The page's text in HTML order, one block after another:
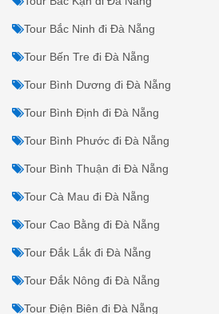
TOUR DU LỊCH ĐI ĐÀ NẴNG
THÀNH KHÁC
Tour An Giang đi Đà Nẵng
Tour Vũng Tàu đi Đà Nẵng
Tour Bạc Liêu đi Đà Nẵng
Tour Bắc Giang đi Đà Nẵng
Tour Bắc Kạn đi Đà Nẵng
Tour Bắc Ninh đi Đà Nẵng
Tour Bến Tre đi Đà Nẵng
Tour Bình Dương đi Đà Nẵng